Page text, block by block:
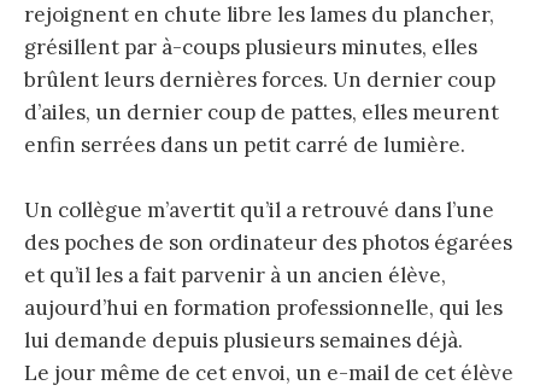
rejoignent en chute libre les lames du plancher,
grésillent par à-coups plusieurs minutes, elles
brûlent leurs dernières forces. Un dernier coup
d’ailes, un dernier coup de pattes, elles meurent
enfin serrées dans un petit carré de lumière.
Un collègue m’avertit qu’il a retrouvé dans l’une
des poches de son ordinateur des photos égarées
et qu’il les a fait parvenir à un ancien élève,
aujourd’hui en formation professionnelle, qui les
lui demande depuis plusieurs semaines déjà.
Le jour même de cet envoi, un e-mail de cet élève